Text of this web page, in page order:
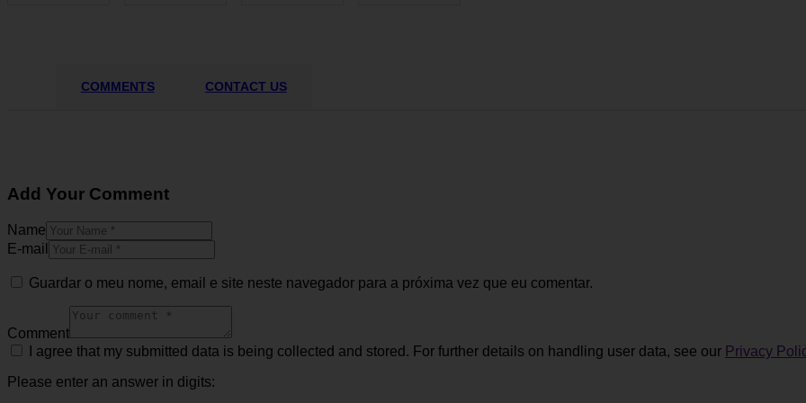
COMMENTS CONTACT US
Add Your Comment
Name
E-mail
Guardar o meu nome, email e site neste navegador para a próxima vez que eu comentar.
Comment
I agree that my submitted data is being collected and stored. For further details on handling user data, see our Privacy
Please enter an answer in digits: